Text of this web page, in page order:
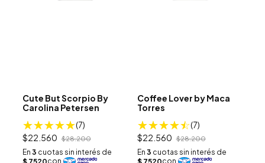
Cute But Scorpio By
Carolina Petersen
(7)
$22.560 $28.200
Coffee Lover by Maca
Torres
(7)
$22.560 $28.200